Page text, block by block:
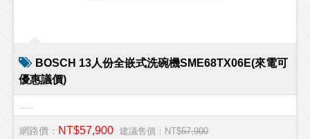
BOSCH 13人份全嵌式洗碗機SME68TX06E(來電可
優惠議價)
網路價： NT$57,900 建議售價：NT$57,900